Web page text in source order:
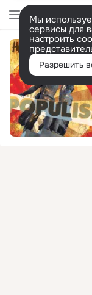
Мы
сервисы для
настроить
Разрешить